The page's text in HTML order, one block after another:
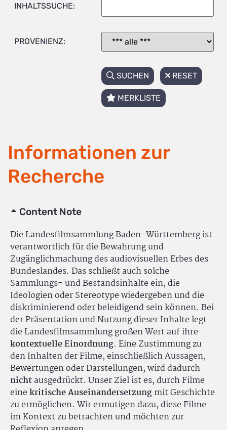
INHALTSSUCHE:
PROVENIENZ:
SUCHEN RESET
MERKLISTE
Informationen zur
Recherche
Content Note
Die Landesfilmsammlung Baden-Württemberg ist
verantwortlich für die Bewahrung und
Zugänglichmachung des audiovisuellen Erbes des
Bundeslandes. Das schließt auch solche
Sammlungs- und Bestandsinhalte ein, die
Ideologien oder Stereotype wiedergeben und die
diskriminierend oder beleidigend sein können. Bei
der Präsentation und Nutzung dieser Inhalte legt
die Landesfilmsammlung großen Wert auf ihre
kontextuelle Einordnung. Eine Zustimmung zu
den Inhalten der Filme, einschließlich Aussagen,
Bewertungen oder Darstellungen, wird dadurch
nichtausgedrückt. Unser Ziel ist es, durch Filme
einekritische Auseinandersetzungmit Geschichte
zu ermöglichen. Wir ermutigen dazu, diese Filme
im Kontext zu betrachten und möchten zur